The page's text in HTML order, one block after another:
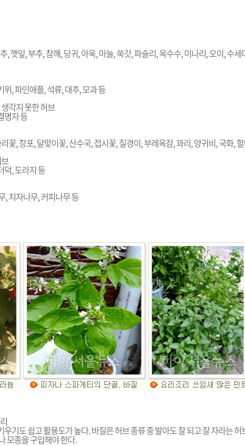
, 깻잎, 부추, 참깨, 당귀, 아욱, 마늘, 쑥갓, 파슬리, 옥수수, 미나리, 오이, 수세
위, 파인애플, 석류, 대추, 모과 등
각지 못한 허브
명자 등
꽃, 창포, 달맞이꽃, 산수국, 접시꽃, 질경이, 부레옥잠, 꽈리, 양귀비, 국화,
덕, 도라지 등
, 치자나무, 커피나무 등
기도 쉽고 활용도가 높다. 바질은 허브 종류 중 발아도 잘 되고 잘 자라는 허
모종을 구입해야 한다.